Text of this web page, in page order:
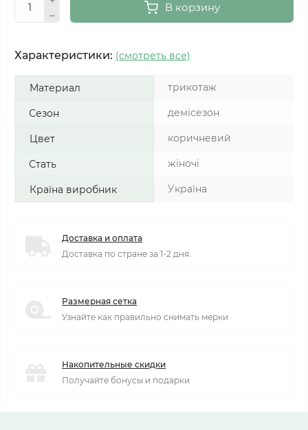
В корзину
Характеристики: (смотреть все)
Материал трикотаж
Сезон демісезон
Цвет коричневий
Стать жіночі
Країна виробник Україна
Доставка и оплата
Доставка по стране за 1-2 дня.
Размерная сетка
Узнайте как правильно снимать мерки
Накопительные скидки
Получайте бонусы и подарки